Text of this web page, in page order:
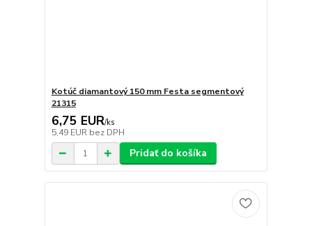
Kotúč diamantový 150 mm Festa segmentový
21315
6,75 EUR/ks
5,49 EUR bez DPH
Pridať do košíka